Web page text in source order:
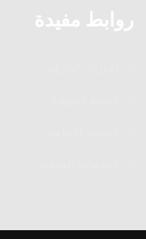
روابط مفيدة